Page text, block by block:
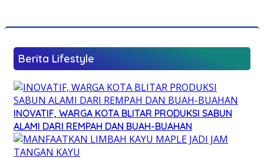
Berita Lifestyle
INOVATIF, WARGA KOTA BLITAR PRODUKSI SABUN
ALAMI DARI REMPAH DAN BUAH-BUAHAN